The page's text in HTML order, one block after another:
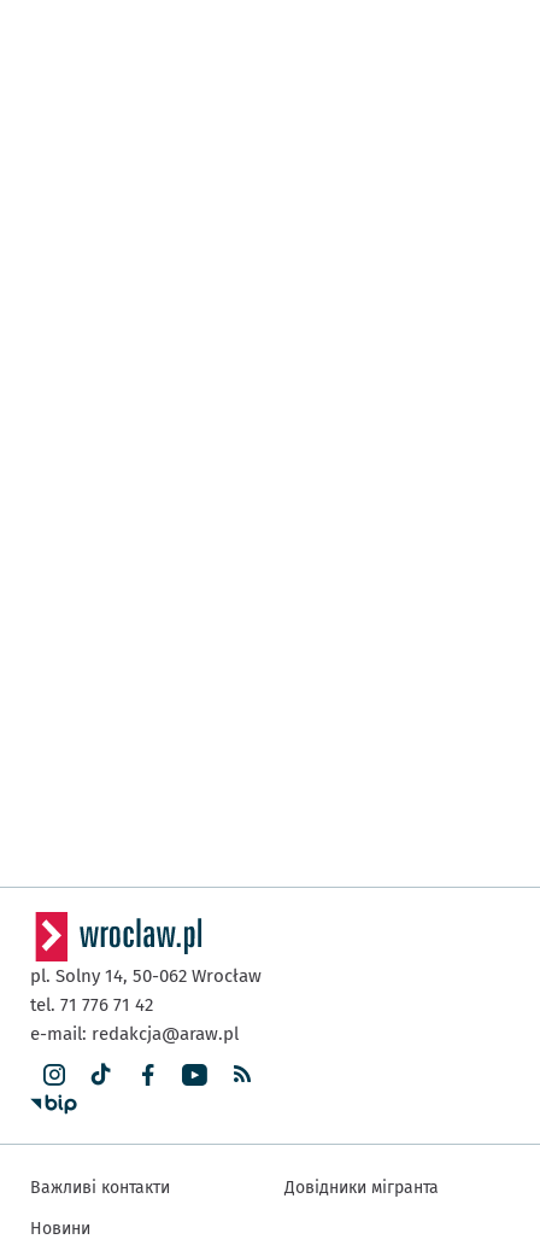
pl. Solny 14, 50-062 Wrocław
tel. 71 776 71 42
e-mail: redakcja@araw.pl
Важливі контакти
Новини
Довідники мігранта